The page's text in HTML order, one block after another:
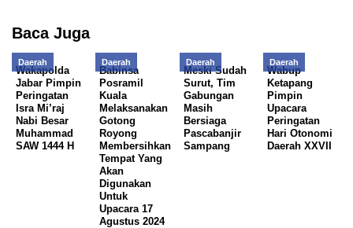
Baca Juga
Daerah
Wakapolda
Jabar Pimpin
Peringatan
Isra Mi’raj
Nabi Besar
Muhammad
SAW 1444 H
Daerah
Babinsa
Posramil
Kuala
Melaksanakan
Gotong
Royong
Membersihkan
Tempat Yang
Akan
Digunakan
Untuk
Upacara 17
Agustus 2024
Daerah
Meski Sudah
Surut, Tim
Gabungan
Masih
Bersiaga
Pascabanjir
Sampang
Daerah
Wabup
Ketapang
Pimpin
Upacara
Peringatan
Hari Otonomi
Daerah XXVII